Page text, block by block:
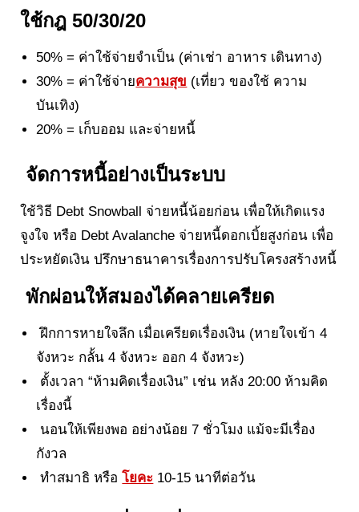
ใช้กฎ 50/30/20
50% = ค่าใช้จ่ายจำเป็น (ค่าเช่า อาหาร เดินทาง)
30% = ค่าใช้จ่ายความสุข (เที่ยว ของใช้ ความ
บันเทิง)
20% = เก็บออม และจ่ายหนี้
จัดการหนี้อย่างเป็นระบบ
ใช้วิธี Debt Snowball จ่ายหนี้น้อยก่อน เพื่อให้เกิดแรง
จูงใจ หรือ Debt Avalanche จ่ายหนี้ดอกเบิ้ยสูงก่อน เพื่อ
ประหยัดเงิน ปรึกษาธนาคารเรื่องการปรับโครงสร้างหนี้
พักผ่อนให้สมองได้คลายเครียด
ฝึกการหายใจลึก เมื่อเครียดเรื่องเงิน (หายใจเข้า 4
จังหวะ กลั้น 4 จังหวะ ออก 4 จังหวะ)
ตั้งเวลา “ห้ามคิดเรื่องเงิน” เช่น หลัง 20:00 ห้ามคิด
เรื่องนี้
นอนให้เพียงพอ อย่างน้อย 7 ชั่วโมง แม้จะมีเรื่อง
กังวล
ทำสมาธิ หรือโยคะ 10-15 นาทีต่อวัน